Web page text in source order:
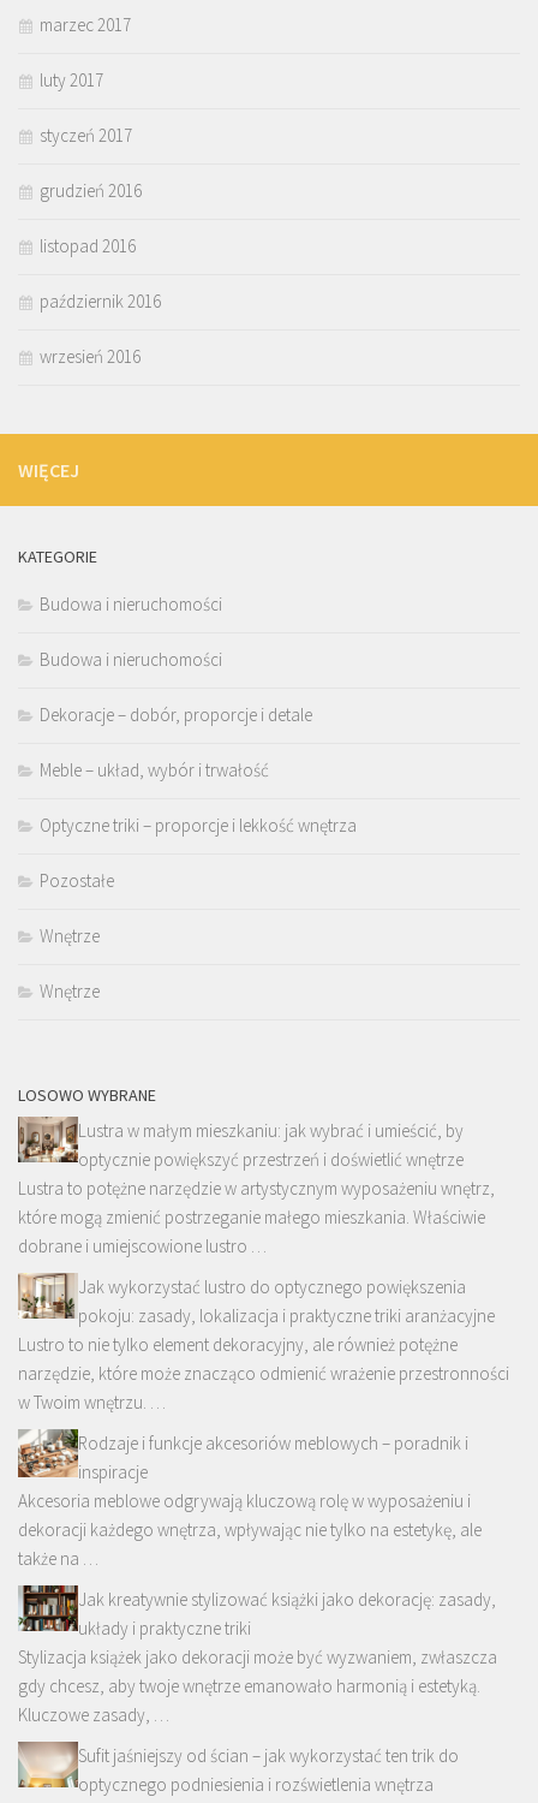
marzec 2017
luty 2017
styczeń 2017
grudzień 2016
listopad 2016
październik 2016
wrzesień 2016
WIĘCEJ
KATEGORIE
Budowa i nieruchomości
Budowa i nieruchomości
Dekoracje – dobór, proporcje i detale
Meble – układ, wybór i trwałość
Optyczne triki – proporcje i lekkość wnętrza
Pozostałe
Wnętrze
Wnętrze
LOSOWO WYBRANE
Lustra w małym mieszkaniu: jak wybrać i umieścić, by
optycznie powiększyć przestrzeń i doświetlić wnętrze
Lustra to potężne narzędzie w artystycznym wyposażeniu wnętrz,
które mogą zmienić postrzeganie małego mieszkania. Właściwie
dobrane i umiejscowione lustro …
Jak wykorzystać lustro do optycznego powiększenia
pokoju: zasady, lokalizacja i praktyczne triki aranżacyjne
Lustro to nie tylko element dekoracyjny, ale również potężne
narzędzie, które może znacząco odmienić wrażenie przestronności
w Twoim wnętrzu. …
Rodzaje i funkcje akcesoriów meblowych – poradnik i
inspiracje
Akcesoria meblowe odgrywają kluczową rolę w wyposażeniu i
dekoracji każdego wnętrza, wpływając nie tylko na estetykę, ale
także na …
Jak kreatywnie stylizować książki jako dekorację: zasady,
układy i praktyczne triki
Stylizacja książek jako dekoracji może być wyzwaniem, zwłaszcza
gdy chcesz, aby twoje wnętrze emanowało harmonią i estetyką.
Kluczowe zasady, …
Sufit jaśniejszy od ścian – jak wykorzystać ten trik do
optycznego podniesienia i rozświetlenia wnętrza